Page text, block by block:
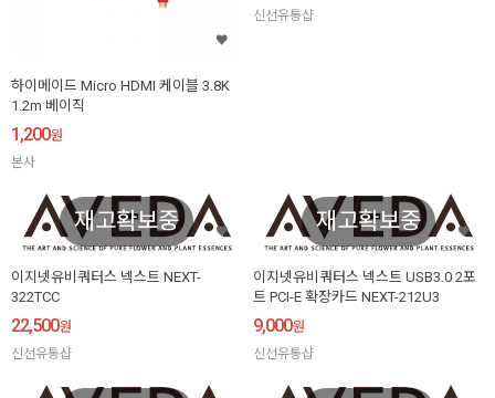
하이메이드 Micro HDMI 케이블 3.8K
1.2m 베이직
1,200원
본사
신선유통샵
재고확보중
이지넷유비쿼터스 넥스트 NEXT-
322TCC
22,500원
신선유통샵
재고확보중
이지넷유비쿼터스 넥스트 USB3.0 2포
트 PCI-E 확장카드 NEXT-212U3
9,000원
신선유통샵